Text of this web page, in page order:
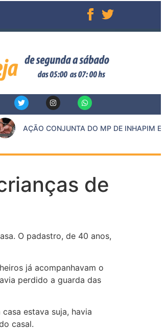
AÇÃO CONJUNTA DO MP DE INHAPIM E
de
O padastro, de 40 anos,
já acompanhavam o
perdido a guarda das
estava suja, havia
casal.